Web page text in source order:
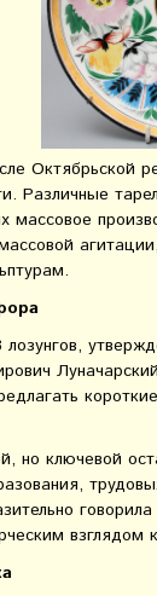
Различные
массовое
лозунгов,
но ключевой
взглядом